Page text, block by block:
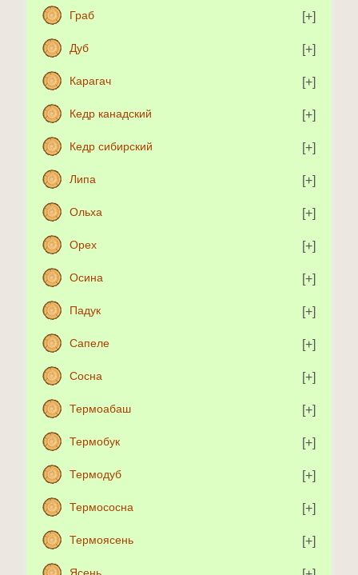
Граб
Дуб
Карагач
Кедр канадский
Кедр сибирский
Липа
Ольха
Орех
Осина
Падук
Сапеле
Сосна
Термоабаш
Термобук
Термодуб
Термососна
Термоясень